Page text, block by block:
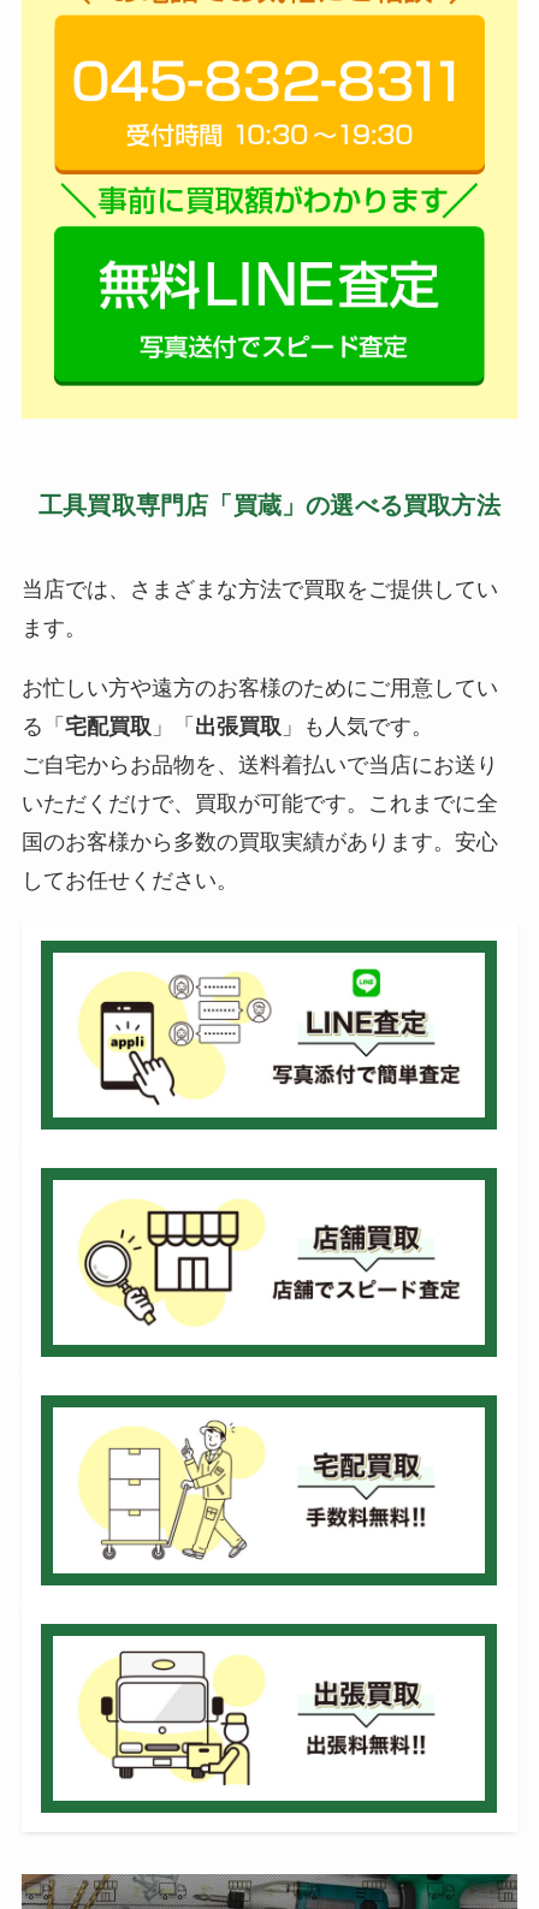
工具買取専門店「買蔵」の選べる買取方法
当店では、さまざまな方法で買取をご提供してい
ます。
お忙しい方や遠方のお客様のためにご用意してい
る「 宅配買取 」「 出張買取 」も人気です。
ご自宅からお品物を、送料着払いで当店にお送り
いただくだけで、買取が可能です。これまでに全
国のお客様から多数の買取実績があります。安心
してお任せください。